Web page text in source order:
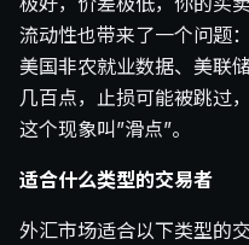
流动性也带来了一个问题
美国非农就业数据、美联
几百点，止损可能被跳过
这个现象叫”滑点”。
适合什么类型的交易者
外汇市场适合以下类型的